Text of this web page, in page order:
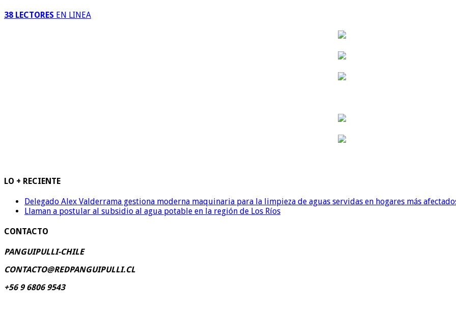
38 LECTORES EN LINEA
LO + RECIENTE
Delegado Alex Valderrama gestiona moderna maquinaria para la limpieza de aguas servidas en hogares más
Llaman a postular al subsidio al agua potable en la región de Los Ríos
CONTACTO
PANGUIPULLI-CHILE
CONTACTO@REDPANGUIPULLI.CL
+56 9 6806 9543